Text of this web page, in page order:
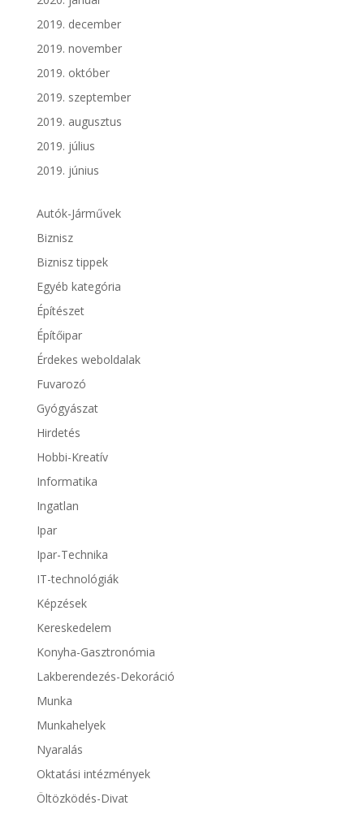
2019. december
2019. november
2019. október
2019. szeptember
2019. augusztus
2019. július
2019. június
Autók-Járművek
Biznisz
Biznisz tippek
Egyéb kategória
Építészet
Építőipar
Érdekes weboldalak
Fuvarozó
Gyógyászat
Hirdetés
Hobbi-Kreatív
Informatika
Ingatlan
Ipar
Ipar-Technika
IT-technológiák
Képzések
Kereskedelem
Konyha-Gasztronómia
Lakberendezés-Dekoráció
Munka
Munkahelyek
Nyaralás
Oktatási intézmények
Öltözködés-Divat